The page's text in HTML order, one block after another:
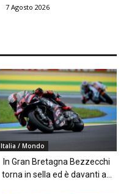
7 Agosto 2026
Italia / Mondo
In Gran Bretagna Bezzecchi
torna in sella ed è davanti a...